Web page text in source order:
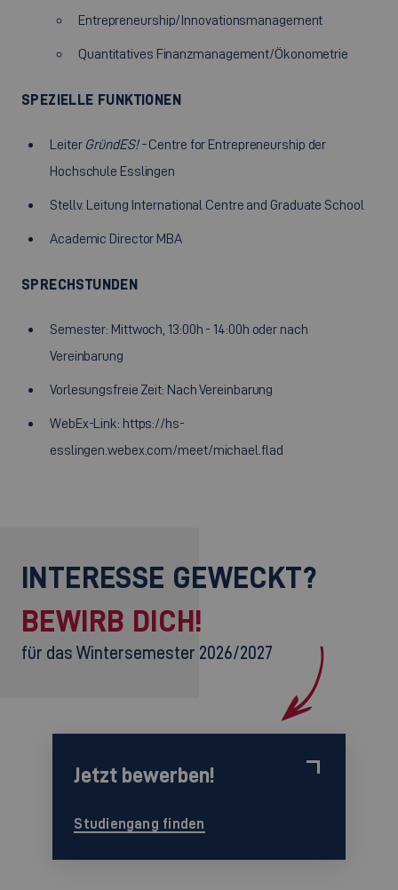
Entrepreneurship/Innovationsmanagement
Quantitatives Finanzmanagement/Ökonometrie
SPEZIELLE FUNKTIONEN
Leiter GründES! -Centre for Entrepreneurship der
Hochschule Esslingen
Stellv. Leitung International Centre and Graduate School
Academic Director MBA
SPRECHSTUNDEN
Semester: Mittwoch, 13:00h - 14:00h oder nach
Vereinbarung
Vorlesungsfreie Zeit: Nach Vereinbarung
WebEx-Link: https://hs-
esslingen.webex.com/meet/michael.flad
INTERESSE GEWECKT?
BEWIRB DICH!
für das Wintersemester 2026/2027
Jetzt bewerben!
Studiengang finden